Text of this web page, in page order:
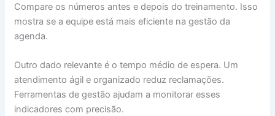
Compare os números antes e depois do treinamento. Isso
mostra se a equipe está mais eficiente na gestão da
agenda.
Outro dado relevante é o tempo médio de espera. Um
atendimento ágil e organizado reduz reclamações.
Ferramentas de gestão ajudam a monitorar esses
indicadores com precisão.